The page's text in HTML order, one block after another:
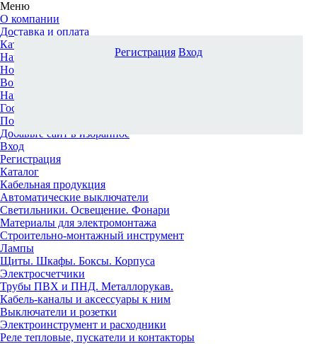
Меню
О компании
Доставка и оплата
Каталог
Наши офисы
Новости и новинки
Вопрос-ответ
Наша команда
Гос. заказчикам
Поставщикам
Добавьте сайт в избранное
Вход
Регистрация
Каталог
Кабельная продукция
Автоматические выключатели
Светильники. Освещение. Фонари
Материалы для электромонтажа
Строительно-монтажный инструмент
Лампы
Щиты. Шкафы. Боксы. Корпуса
Электросчетчики
Трубы ПВХ и ПНД. Металлорукав.
Кабель-каналы и аксессуары к ним
Выключатели и розетки
Электроинструмент и расходники
Реле тепловые, пускатели и контакторы
Регистрация Вход